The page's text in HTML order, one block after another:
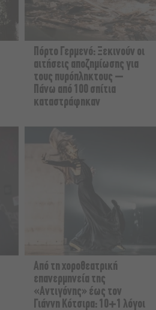
Πόρτο Γερμενό: Ξεκινούν οι
αιτήσεις αποζημίωσης για
τους πυρόπληκτους –
Πάνω από 100 σπίτια
καταστράφηκαν
Από τη χοροθεατρική
επανερμηνεία της
«Αντιγόνης» έως τον
Γιάννη Κότσιρα: 10+1 λόγοι